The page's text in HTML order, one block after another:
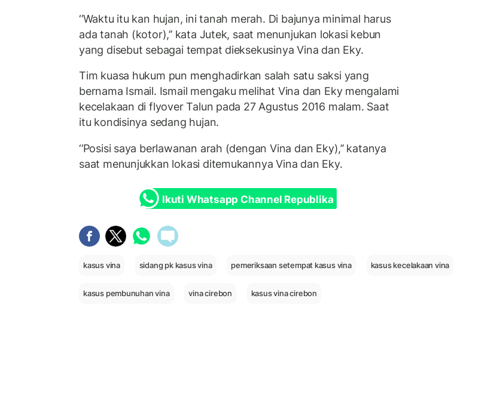
‘’Waktu itu kan hujan, ini tanah merah. Di bajunya minimal harus
ada tanah (kotor),’’ kata Jutek, saat menunjukan lokasi kebun
yang disebut sebagai tempat dieksekusinya Vina dan Eky.
Tim kuasa hukum pun menghadirkan salah satu saksi yang
bernama Ismail. Ismail mengaku melihat Vina dan Eky mengalami
kecelakaan di flyover Talun pada 27 Agustus 2016 malam. Saat
itu kondisinya sedang hujan.
‘’Posisi saya berlawanan arah (dengan Vina dan Eky),’’ katanya
saat menunjukkan lokasi ditemukannya Vina dan Eky.
Ikuti Whatsapp Channel Republika
kasus vina sidang pk kasus vina pemeriksaan setempat kasus vina kasus kecelakaan vina
kasus pembunuhan vina vina cirebon kasus vina cirebon